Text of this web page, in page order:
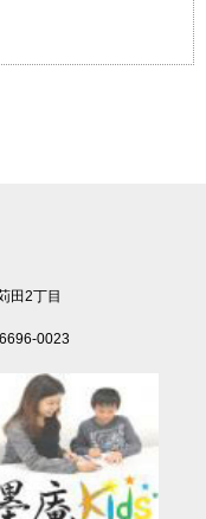
田2丁目
0023